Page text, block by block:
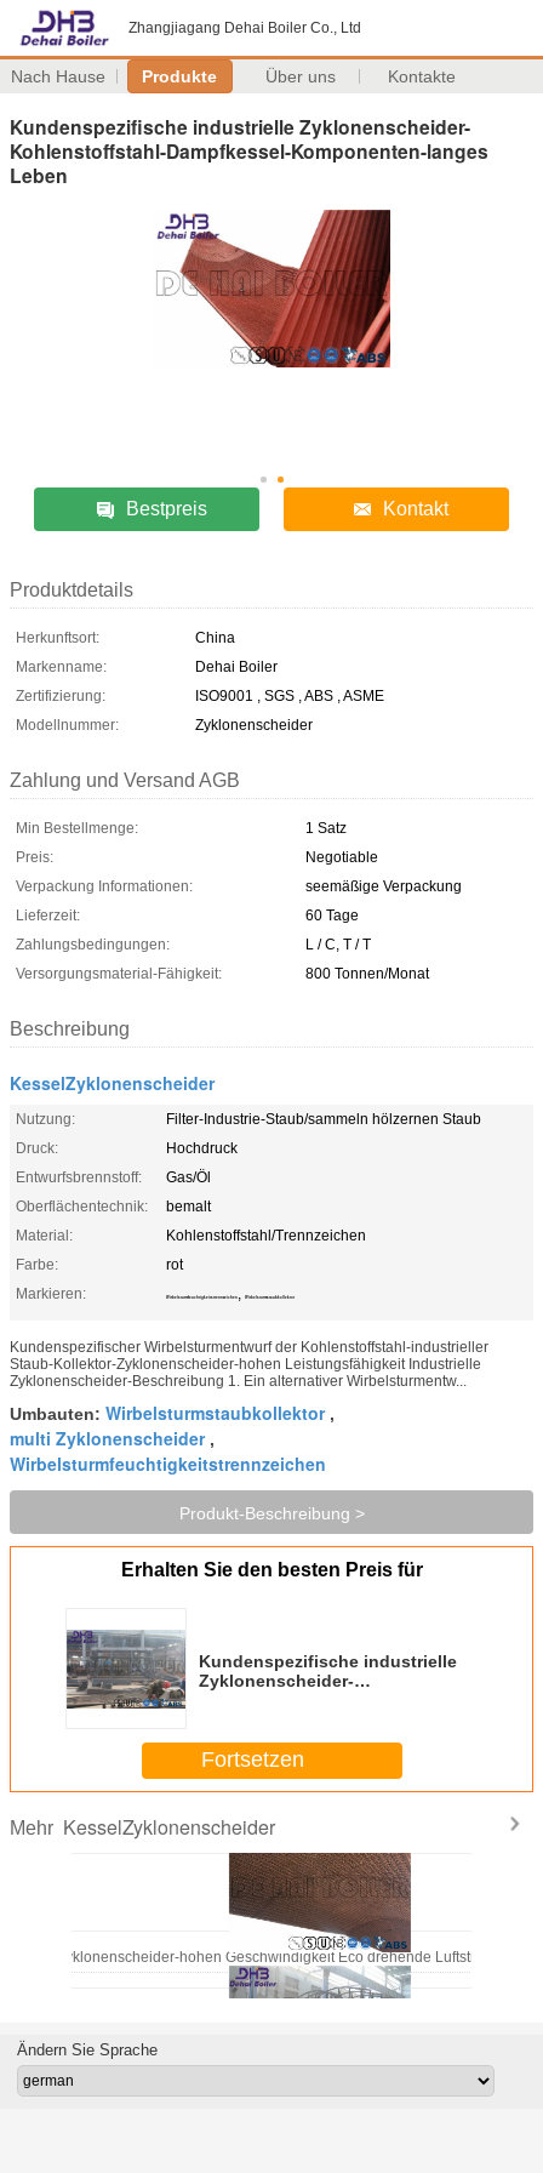
Zhangjiagang Dehai Boiler Co., Ltd
Nach Hause Produkte Über uns Kontakte
Kundenspezifische industrielle Zyklonenscheider-
Kohlenstoffstahl-Dampfkessel-Komponenten-langes
Leben
Bestpreis Kontakt
Produktdetails
Herkunftsort:
China
Markenname:
Dehai Boiler
Zertifizierung:
ISO9001 , SGS , ABS , ASME
Modellnummer:
Zyklonenscheider
Zahlung und Versand AGB
Min Bestellmenge:
1 Satz
Preis:
Negotiable
Verpackung Informationen:
seemäßige Verpackung
Lieferzeit:
60 Tage
Zahlungsbedingungen:
L / C, T / T
Versorgungsmaterial-Fähigkeit:
800 Tonnen/Monat
Beschreibung
KesselZyklonenscheider
Nutzung:
Filter-Industrie-Staub/sammeln hölzernen Staub
Druck:
Hochdruck
Entwurfsbrennstoff:
Gas/Öl
Oberflächentechnik:
bemalt
Material:
Kohlenstoffstahl/Trennzeichen
Farbe:
rot
Markieren:
Wirbelsturmfeuchtigkeitstrennzeichen , Wirbelsturmstaubkollektor
Kundenspezifischer Wirbelsturmentwurf der Kohlenstoffstahl-industrieller
Staub-Kollektor-Zyklonenscheider-hohen Leistungsfähigkeit Industrielle
Zyklonenscheider-Beschreibung 1. Ein alternativer Wirbelsturmentw...
Umbauten: Wirbelsturmstaubkollektor,
multi Zyklonenscheider,
Wirbelsturmfeuchtigkeitstrennzeichen
Produkt-Beschreibung >
Erhalten Sie den besten Preis für
Kundenspezifische industrielle
Zyklonenscheider-
Fortsetzen
Mehr KesselZyklonenscheider
Kessel-Zyklonenscheider-hohen Geschwindigkeit Eco drehende Luftströmung
Vor Filter-Kessel-Staub-Kollektor, Platten-Metallmulti Zyklonenscheider-
Ändern Sie Sprache